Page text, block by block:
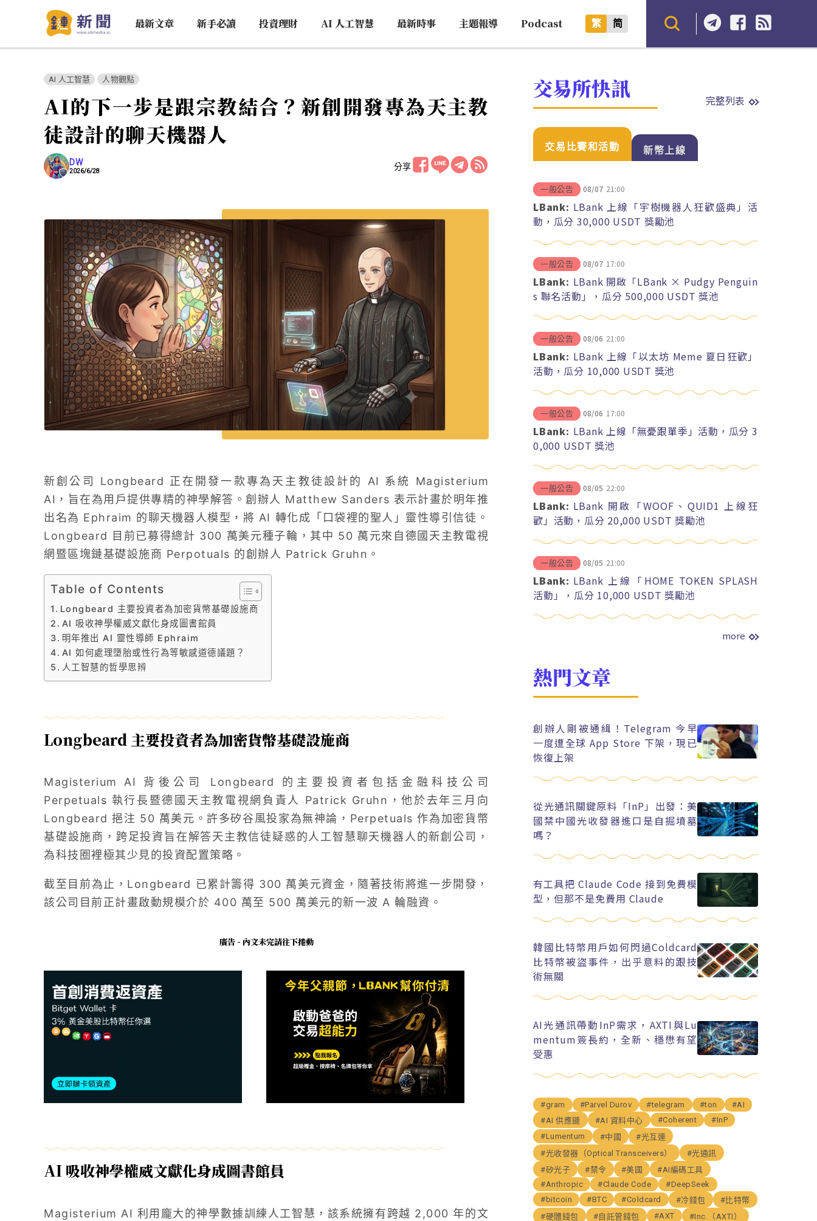
最新文章 新手必讀 投資理財 AI 人工智慧 最新時事 主題報導 Podcast 繁 简
AI 人工智慧 人物觀點
AI的下一步是跟宗教結合？新創開發專為天主教
徒設計的聊天機器人
DW
2026/6/28 分享
新創公司 Longbeard 正在開發一款專為天主教徒設計的 AI 系統 Magisterium
AI，旨在為用戶提供專精的神學解答。創辦人 Matthew Sanders 表示計畫於明年推
出名為 Ephraim 的聊天機器人模型，將 AI 轉化成「口袋裡的聖人」靈性導引信徒。
Longbeard 目前已募得總計 300 萬美元種子輪，其中 50 萬元來自德國天主教電視
網暨區塊鏈基礎設施商 Perpotuals 的創辦人 Patrick Gruhn。
Table of Contents
Longbeard 主要投資者為加密貨幣基礎設施商
AI 吸收神學權威文獻化身成圖書館員
明年推出 AI 靈性導師 Ephraim
AI 如何處理墮胎或性行為等敏感道德議題？
人工智慧的哲學思辨
Longbeard 主要投資者為加密貨幣基礎設施商
Magisterium AI 背後公司 Longbeard 的主要投資者包括金融科技公司
Perpetuals 執行長暨德國天主教電視網負責人 Patrick Gruhn，他於去年三月向
Longbeard 挹注 50 萬美元。許多矽谷風投家為無神論，Perpetuals 作為加密貨幣
基礎設施商，跨足投資旨在解答天主教信徒疑惑的人工智慧聊天機器人的新創公司，
為科技圈裡極其少見的投資配置策略。
截至目前為止，Longbeard 已累計籌得 300 萬美元資金，隨著技術將進一步開發，
該公司目前正計畫啟動規模介於 400 萬至 500 萬美元的新一波 A 輪融資。
廣告 - 內文未完請往下捲動
AI 吸收神學權威文獻化身成圖書館員
Magisterium AI 利用龐大的神學數據訓練人工智慧，該系統擁有跨越 2,000 年的文
交易所快訊 完整列表
交易比賽和活動 新幣上線
一般公告 08/07 21:00
LBank: LBank 上線「宇樹機器人狂歡盛典」活
動，瓜分 30,000 USDT 獎勵池
一般公告 08/07 17:00
LBank: LBank 開啟「LBank × Pudgy Penguin
s 聯名活動」，瓜分 500,000 USDT 獎池
一般公告 08/06 21:00
LBank: LBank 上線「以太坊 Meme 夏日狂歡」
活動，瓜分 10,000 USDT 獎池
一般公告 08/06 17:00
LBank: LBank 上線「無憂跟單季」活動，瓜分 3
0,000 USDT 獎池
一般公告 08/05 22:00
LBank: LBank 開啟「WOOF、QUID1 上線狂
歡」活動，瓜分 20,000 USDT 獎勵池
一般公告 08/05 21:00
LBank: LBank 上線「HOME TOKEN SPLASH
活動」，瓜分 10,000 USDT 獎勵池
more
熱門文章
創辦人剛被通緝！Telegram 今早
一度遭全球 App Store 下架，現已
恢復上架
從光通訊關鍵原料「InP」出發：美
國禁中國光收發器進口是自掘墳墓
嗎？
有工具把 Claude Code 接到免費模
型，但那不是免費用 Claude
韓國比特幣用戶如何閃過Coldcard
比特幣被盜事件，出乎意料的跟技
術無關
AI光通訊帶動InP需求，AXTI與Lu
mentum簽長約，全新、穩懋有望
受惠
#gram #Parvel Durov #telegram #ton
#AI
#AI 供應鏈
#AI 資料中心 #Coherent
#InP
#Lumentum
#中國
#光互連
#光收發器（Optical Transceivers）
#光通訊
#矽光子
#禁令 #美國
#AI編碼工具
#Anthropic
#Claude Code
#DeepSeek
#bitcoin
#BTC #Coldcard #冷錢包
#比特幣
#硬體錢包
#自託管錢包 #AXT
#Inc.（AXTI）